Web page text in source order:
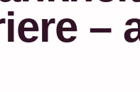
–